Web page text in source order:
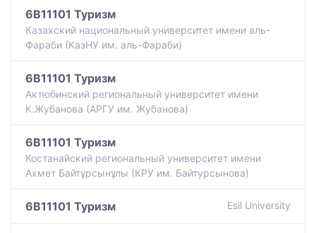
6B11101 Туризм
Казахский национальный университет имени аль-
Фараби (КазНУ им. аль-Фараби)
6B11101 Туризм
Актюбинский региональный университет имени
К.Жубанова (АРГУ им. Жубанова)
6B11101 Туризм
Костанайский региональный университет имени
Ахмет Байтұрсынұлы (КРУ им. Байтурсынова)
6B11101 Туризм Esil University